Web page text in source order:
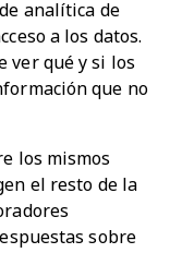
analítica de
a los datos.
ver qué y si los
que no
los mismos
el resto de la
sobre